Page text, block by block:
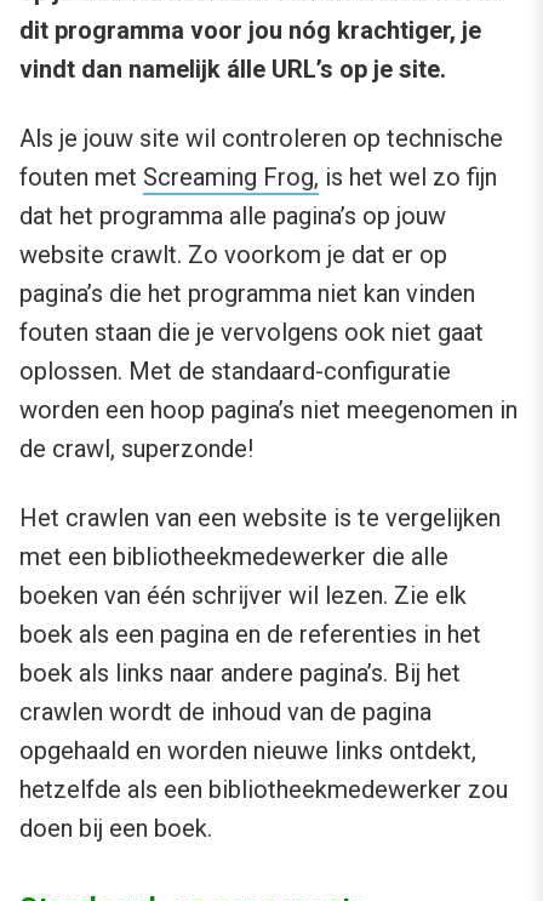
dit programma voor jou nóg krachtiger, je
vindt dan namelijk álle URL’s op je site.
Als je jouw site wil controleren op technische
fouten met Screaming Frog, is het wel zo fijn
dat het programma alle pagina’s op jouw
website crawlt. Zo voorkom je dat er op
pagina’s die het programma niet kan vinden
fouten staan die je vervolgens ook niet gaat
oplossen. Met de standaard-configuratie
worden een hoop pagina’s niet meegenomen in
de crawl, superzonde!
Het crawlen van een website is te vergelijken
met een bibliotheekmedewerker die alle
boeken van één schrijver wil lezen. Zie elk
boek als een pagina en de referenties in het
boek als links naar andere pagina’s. Bij het
crawlen wordt de inhoud van de pagina
opgehaald en worden nieuwe links ontdekt,
hetzelfde als een bibliotheekmedewerker zou
doen bij een boek.